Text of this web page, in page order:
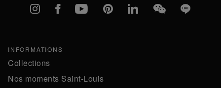
Instagram
FacebookYouTubePinterestlinkedInWeChatLine
INFORMATIONS
Collections
Nos moments Saint-Louis